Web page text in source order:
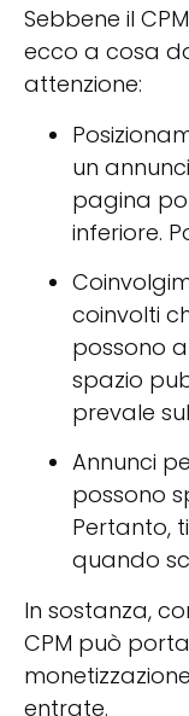
Sebbene il
ecco a cosa
attenzione:
un
pagina
inferiore.
coinvolti
possono
spazio
prevale
Annunci
possono
Pertanto,
quando
In sostanza,
CPM può
entrate.